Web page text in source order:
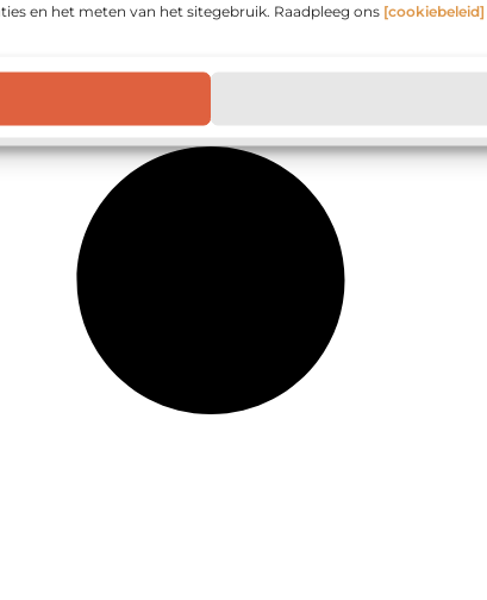
en het meten van het sitegebruik. Raadpleeg ons [cookiebeleid]
bedrijfsfilm laten maken Hoe krijg je het tussen de oren?